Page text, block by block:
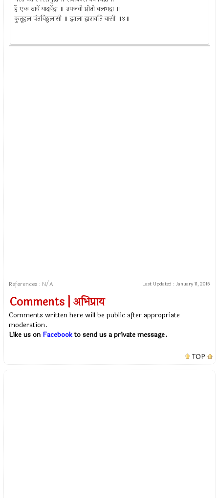
हें एक ठावें यादवेंद्रा ॥ उपजवी प्रीती बलभद्रा ॥
कुतूहल पंतविठ्ठलासी ॥ झाला द्वारावति वासी ॥४॥
References : N/A Last Updated : January 11, 2015
Comments | अभिप्राय
Comments written here will be public after appropriate
moderation.
Like us on Facebookto send us a private message.
TOP